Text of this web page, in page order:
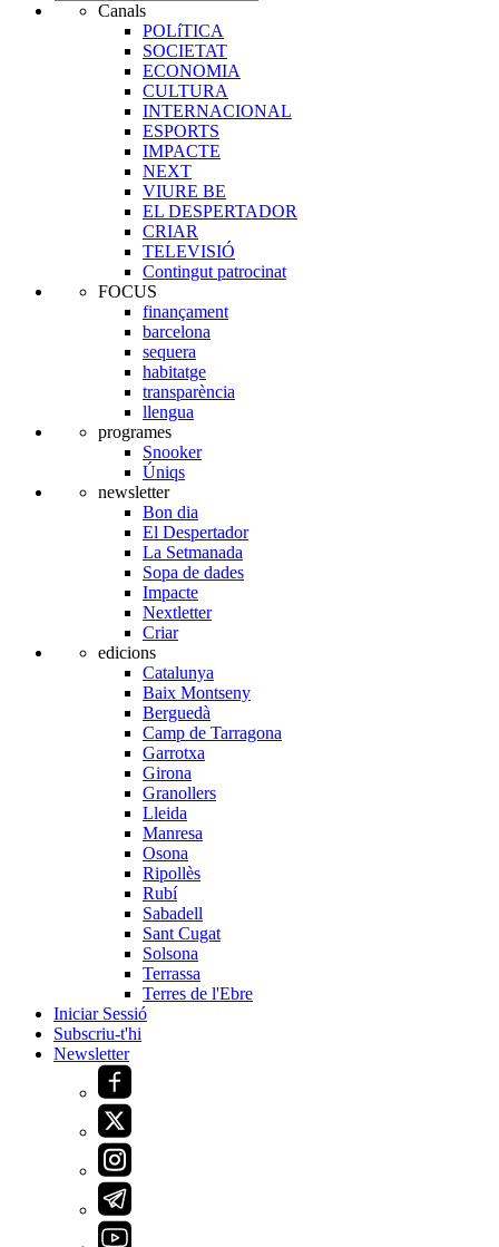
Canals
POLíTICA
SOCIETAT
ECONOMIA
CULTURA
INTERNACIONAL
ESPORTS
IMPACTE
NEXT
VIURE BE
EL DESPERTADOR
CRIAR
TELEVISIÓ
Contingut patrocinat
FOCUS
finançament
barcelona
sequera
habitatge
transparència
llengua
programes
Snooker
Úniqs
newsletter
Bon dia
El Despertador
La Setmanada
Sopa de dades
Impacte
Nextletter
Criar
edicions
Catalunya
Baix Montseny
Berguedà
Camp de Tarragona
Garrotxa
Girona
Granollers
Lleida
Manresa
Osona
Ripollès
Rubí
Sabadell
Sant Cugat
Solsona
Terrassa
Terres de l'Ebre
Iniciar Sessió
Subscriu-t'hi
Newsletter